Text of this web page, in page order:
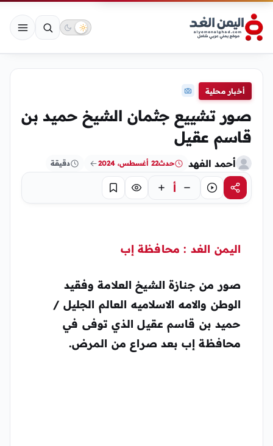
أخبار محلية
صور تشييع جثمان الشيخ حميد بن
قاسم عقيل
أحمد الفهد حدث22 أغسطس، 2024 دقيقة
مشاركةاستماع أ تركيز حفظ
اليمن الغد : محافظة إب
صور من جنازة الشيخ العلامة وفقيد
الوطن والامه الاسلاميه العالم الجليل /
حميد بن قاسم عقيل الذي توفى في
محافظة إب بعد صراع من المرض.